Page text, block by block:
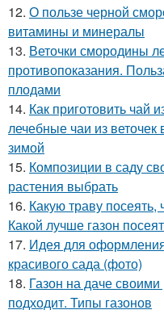
12. О пользе черной
витамины и минералы
13. Веточки смородины
противопоказания.
плодами
14. Как приготовить чай
лечебные чаи из
зимой
15. Композиции в саду
растения выбрать
16. Какую траву
Какой лучше газон
17. Идея для
красивого сада (фото)
18. Газон на даче
подходит. Типы газонов